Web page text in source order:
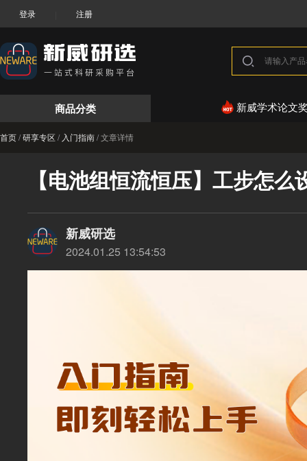
登录 注册
商品分类 新威学术论文
首页/研享专区/ 入门指南/文章详情
【电池组恒流恒压】工步怎么
新威研选
2024.01.25 13:54:53